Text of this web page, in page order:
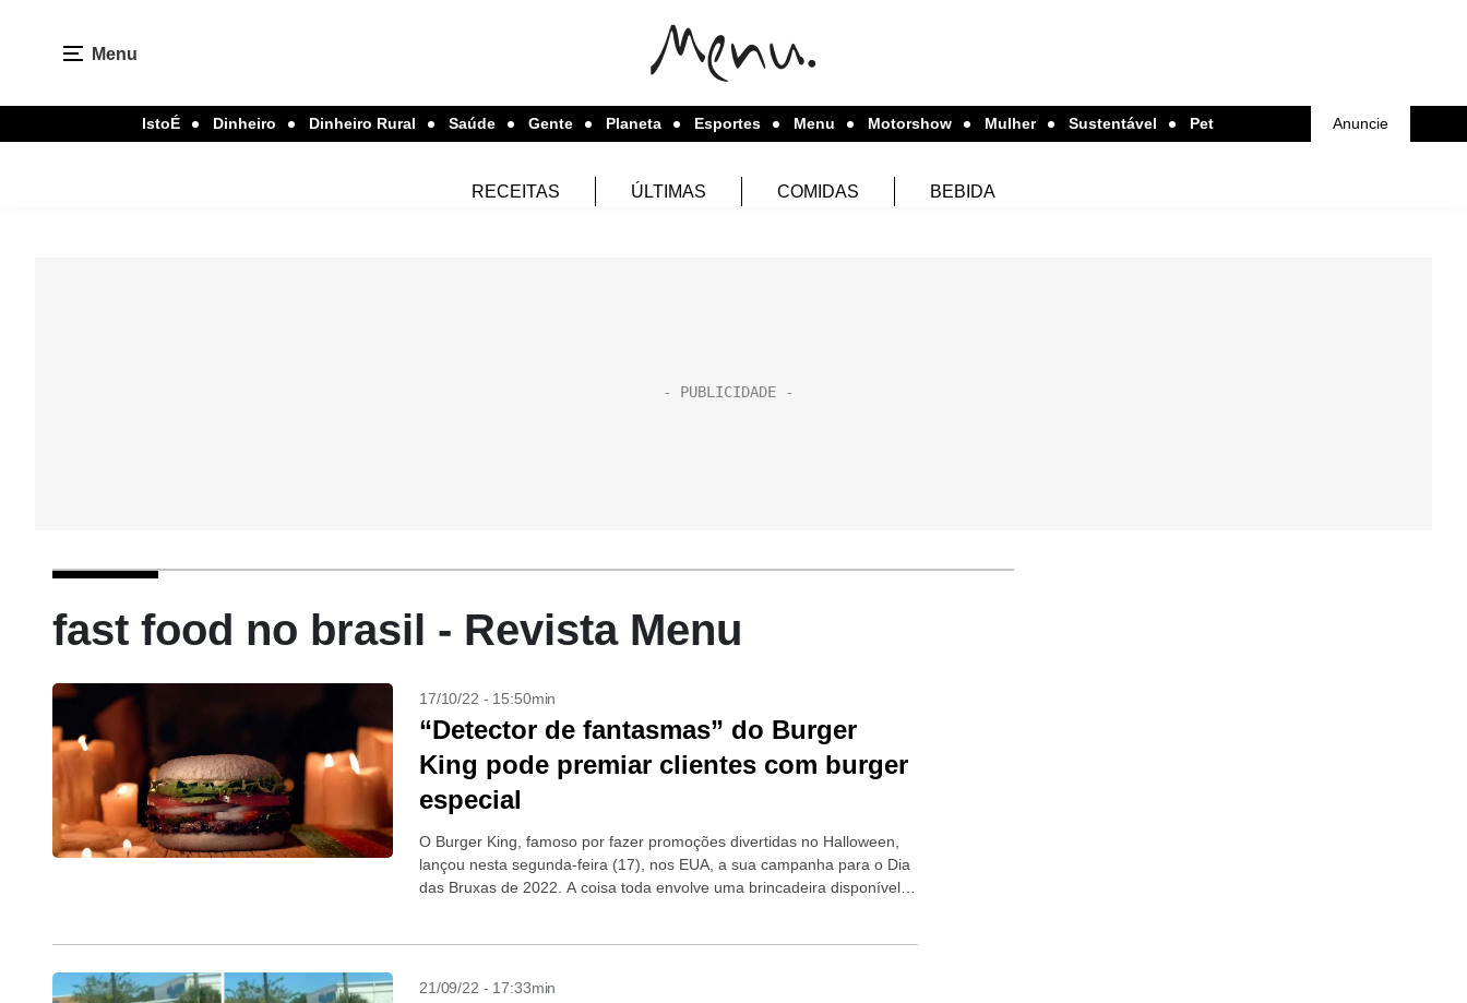
Menu
IstoÉ Dinheiro Dinheiro Rural Saúde Gente Planeta Esportes Menu Motorshow Mulher Sustentável Pet Anuncie
RECEITAS ÚLTIMAS COMIDAS BEBIDA
fast food no brasil - Revista Menu
17/10/22 - 15:50min
“Detector de fantasmas” do Burger
King pode premiar clientes com burger
especial
O Burger King, famoso por fazer promoções divertidas no Halloween,
lançou nesta segunda-feira (17), nos EUA, a sua campanha para o Dia
das Bruxas de 2022. A coisa toda envolve uma brincadeira disponível
21/09/22 - 17:33min